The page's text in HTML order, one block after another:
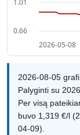
2026-08-05
Palyginti su
Per visą
buvo 1,319 €/l
04-09).